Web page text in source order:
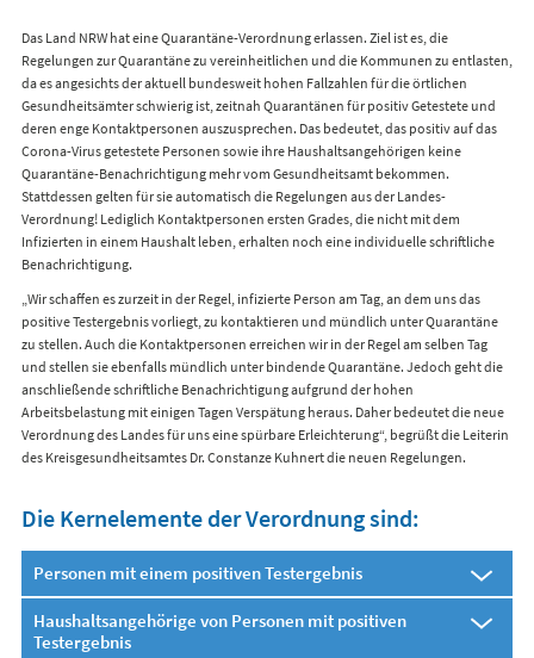
Das Land NRW hat eine Quarantäne-Verordnung erlassen. Ziel ist es, die
Regelungen zur Quarantäne zu vereinheitlichen und die Kommunen zu entlasten,
da es angesichts der aktuell bundesweit hohen Fallzahlen für die örtlichen
Gesundheitsämter schwierig ist, zeitnah Quarantänen für positiv Getestete und
deren enge Kontaktpersonen auszusprechen. Das bedeutet, das positiv auf das
Corona-Virus getestete Personen sowie ihre Haushaltsangehörigen keine
Quarantäne-Benachrichtigung mehr vom Gesundheitsamt bekommen.
Stattdessen gelten für sie automatisch die Regelungen aus der Landes-
Verordnung! Lediglich Kontaktpersonen ersten Grades, die nicht mit dem
Infizierten in einem Haushalt leben, erhalten noch eine individuelle schriftliche
Benachrichtigung.
„Wir schaffen es zurzeit in der Regel, infizierte Person am Tag, an dem uns das
positive Testergebnis vorliegt, zu kontaktieren und mündlich unter Quarantäne
zu stellen. Auch die Kontaktpersonen erreichen wir in der Regel am selben Tag
und stellen sie ebenfalls mündlich unter bindende Quarantäne. Jedoch geht die
anschließende schriftliche Benachrichtigung aufgrund der hohen
Arbeitsbelastung mit einigen Tagen Verspätung heraus. Daher bedeutet die neue
Verordnung des Landes für uns eine spürbare Erleichterung“, begrüßt die Leiterin
des Kreisgesundheitsamtes Dr. Constanze Kuhnert die neuen Regelungen.
Die Kernelemente der Verordnung sind:
Personen mit einem positiven Testergebnis
Haushaltsangehörige von Personen mit positiven
Testergebnis